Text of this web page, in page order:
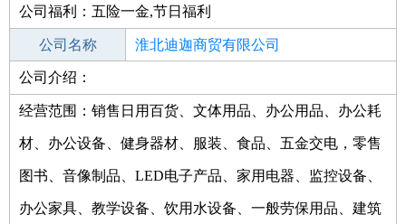
其他行业 生产/制造/加工
公司福利：五险一金,节日福利
公司名称 淮北迪迦商贸有限公司
公司类型
公司介绍：
经营范围：销售日用百货、文体用品、办公用品、办公耗
材、办公设备、健身器材、服装、食品、五金交电，零售
图书、音像制品、LED电子产品、家用电器、监控设备、
办公家具、教学设备、饮用水设备、一般劳保用品、建筑